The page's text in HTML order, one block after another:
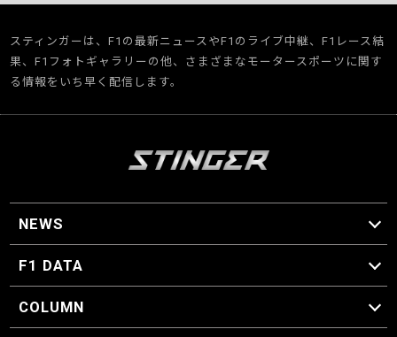
スティンガーは、F1の最新ニュースやF1のライブ中継、F1レース結
果、F1フォトギャラリーの他、さまざまなモータースポーツに関す
る情報をいち早く配信します。
NEWS
F1 ニュース
F1 DATA
F1 日程
F1 データ
COLUMN